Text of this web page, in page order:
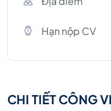
Hạn nộp CV
CHI TIẾT CÔNG